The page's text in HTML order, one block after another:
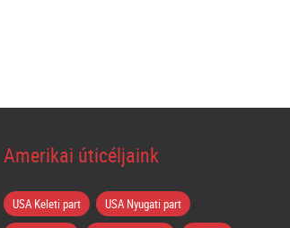
Amerikai úticéljaink
USA Keleti part
USA Nyugati part